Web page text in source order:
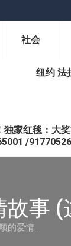
社会
纽约 法
独家红毯：大
/
事 (
的爱情…